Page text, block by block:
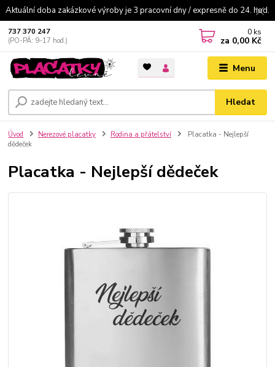
Aktuální doba zakázkové výroby je 3 pracovní dny / expresně do 24. hod.
Menu
Hledat
737 370 247
(PO-PÁ: 9-17 hod.)
0 ks
za 0,00 Kč
Úvod Nerezové placatky Rodina a přátelství
Placatka - Nejlepší
dědeček
Placatka - Nejlepší dědeček